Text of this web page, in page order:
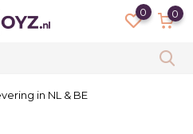
0 0
in NL & BE